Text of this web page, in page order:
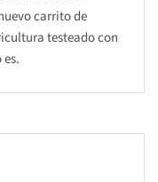
carrito de
testeado con